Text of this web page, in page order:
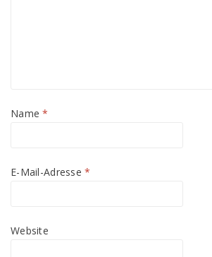
Name*
E-Mail-Adresse*
Website